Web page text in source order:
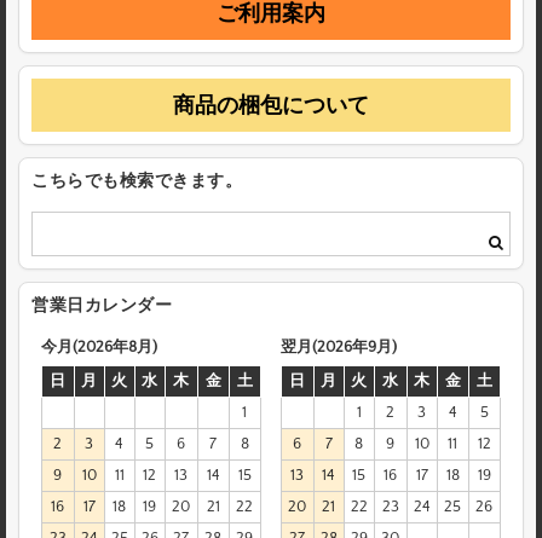
ご利用案内
商品の梱包について
こちらでも検索できます。
営業日カレンダー
今月(2026年8月)
日
月 火 水 木 金
土
1
2
3 4 5 6 7
8
9
10 11 12 13 14
15
16
17 18 19 20 21
22
翌月(2026年9月)
日
月 火 水 木 金
土
1
2 3 4
5
6
7 8 9 10 11
12
13
14 15 16 17 18
19
20
21 22 23 24 25
26